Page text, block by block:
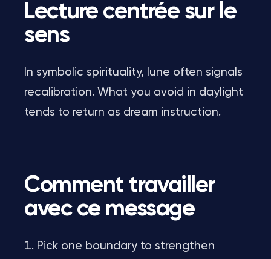
Lecture centrée sur le
sens
In symbolic spirituality, lune often signals
recalibration. What you avoid in daylight
tends to return as dream instruction.
Comment travailler
avec ce message
Pick one boundary to strengthen